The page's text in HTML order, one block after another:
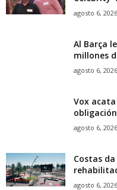
agosto 6, 2026
Al Barça
millones
agosto 6, 2026
Vox
agosto 6, 2026
Costas
agosto 6, 2026